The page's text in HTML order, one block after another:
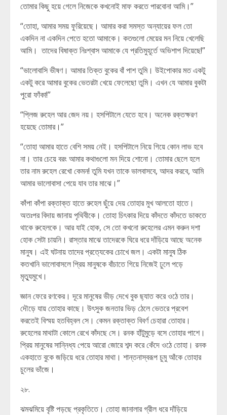
তোমার কিছু হয়ে গেলে নিজেকে কখনোই মাফ করতে পারবোনা আমি।”
“তোহা, আমার সময় ফুরিয়েছে। আমার করা সমস্ত অন্যায়ের ফল তো
একদিন না একদিন পেতে হতো আমাকে। কতগুলো মেয়ের মন নিয়ে খেলেছি
আমি। তাদের বিষাক্ত নিঃশ্বাস আমাকে যে প্রতিমুহূর্তে অভিশাপ দিয়েছে!”
“ভালোবাসি ভীষণ। আমার তিক্ত বুকের বাঁ পাশ তুমি। উইপোকার মত একটু
একটু করে আমার বুকের ভেতরটা খেয়ে ফেলেছো তুমি। এখন যে আমার বুকটা
পুরো ফাঁকা!”
“প্লিজ রুহেল আর জেদ নয়। হসপিটালে যেতে হবে। অনেক রক্তক্ষরণ
হয়েছে তোমার।”
“তোহা আমার হাতে বেশি সময় নেই। হসপিটালে নিয়ে গিয়ে কোন লাভ হবে
না। তার চেয়ে বরং আমার কথাগুলো মন দিয়ে শোনো। তোমার ছেলে হলে
তার নাম রুহেল রেখো কেমন! তুমি যখন তাকে ভালবাসবে, আদর করবে, আমি
আমার ভালোবাসা পেয়ে যাব তার মাঝে।”
কাঁপা কাঁপা রক্তাক্ত হাতে রুহেল ছুঁয়ে দেয় তোহার মুখ আলতো হাতে।
অতঃপর বিদায় জানায় পৃথিবীকে। তোহা চিৎকার দিয়ে কাঁদতে কাঁদতে ডাকতে
থাকে রুহেলকে। আর যাই হোক, সে তো কখনো রুহেলের এমন করুন দশা
হোক সেটা চায়নি। রাস্তার মাঝে তাদেরকে ঘিরে ধরে দাঁড়িয়ে আছে অনেক
মানুষ। এই ঘটনায় তাদের প্রত্যেকের চোখে জল। একটা মানুষ ঠিক
কতখানি ভালোবাসলে প্রিয় মানুষকে বাঁচাতে গিয়ে নিজেই ঢুলে পড়ে
মৃত্যুমুখে।
জ্ঞান ফেরে রণকের। দূরে মানুষের ভীড় দেখে বুক ছ্যাত করে ওঠে তার।
দৌড়ে যায় তোহার কাছে। উৎসুক জনতার ভিড় ঠেলে ভেতরে প্রবেশ
করতেই বিস্ময় হতবিহ্বল সে। কেমন রক্তাক্ত বিবর্ণ চেহারা তোহার।
রুহেলের মাথাটা কোলে রেখে কাঁদছে সে। রনক হাঁটুমুড়ে বসে তোহার পাশে।
প্রিয় মানুষের সান্নিধ্য পেয়ে আরো জোরে শব্দ করে কেঁদে ওঠে তোহা। রনক
একহাতে বুকে জড়িয়ে ধরে তোহার মাথা। শান্তনাস্বরূপ চুমু আঁকে তোহার
চুলের ভাঁজে।
২৮.
ঝমঝমিয়ে বৃষ্টি পড়ছে প্রকৃতিতে। তোহা জানালার গ্রীল ধরে দাঁড়িয়ে